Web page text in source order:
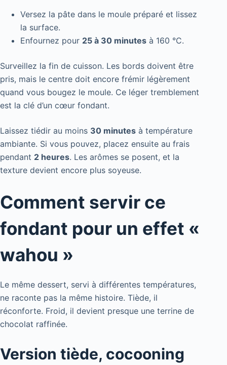
Versez la pâte dans le moule préparé et lissez
la surface.
Enfournez pour 25 à 30 minutes à 160 °C.
Surveillez la fin de cuisson. Les bords doivent être
pris, mais le centre doit encore frémir légèrement
quand vous bougez le moule. Ce léger tremblement
est la clé d’un cœur fondant.
Laissez tiédir au moins 30 minutes à température
ambiante. Si vous pouvez, placez ensuite au frais
pendant 2 heures. Les arômes se posent, et la
texture devient encore plus soyeuse.
Comment servir ce
fondant pour un effet «
wahou »
Le même dessert, servi à différentes températures,
ne raconte pas la même histoire. Tiède, il
réconforte. Froid, il devient presque une terrine de
chocolat raffinée.
Version tiède, cocooning